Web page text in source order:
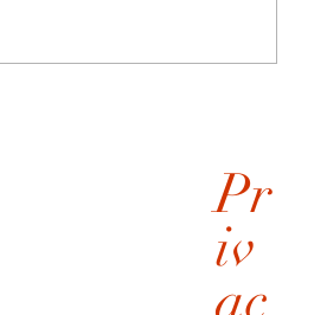
Pr
iv
ac